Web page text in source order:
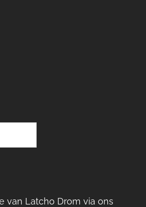
van Latcho Drom via ons